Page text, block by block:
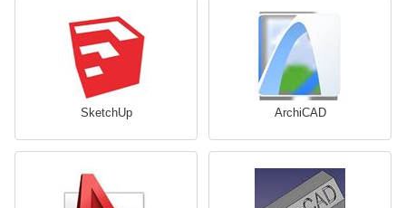
SketchUp ArchiCAD